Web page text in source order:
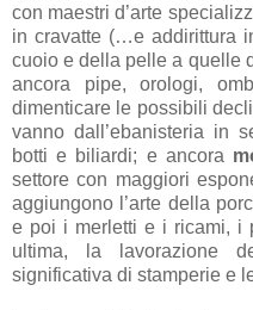
con maestri d’arte
in cravatte (…e addirittura
cuoio e della pelle a quelle
ancora pipe, orologi,
dimenticare le possibili
vanno dall’ebanisteria in
botti e biliardi; e ancora
settore con maggiori
aggiungono l’arte della
e poi i merletti e i ricami, i
ultima, la lavorazione
significativa di stamperie e